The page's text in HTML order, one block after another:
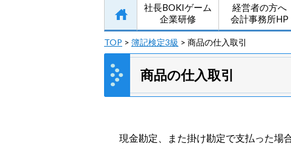
社長BOKIゲーム
企業研修
経営者の方へ
会計事務所HP
TOP > 簿記検定3級 > 商品の仕入取引
商品の仕入取引
現金勘定、また掛け勘定で支払った場